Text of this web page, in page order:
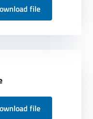
file
file